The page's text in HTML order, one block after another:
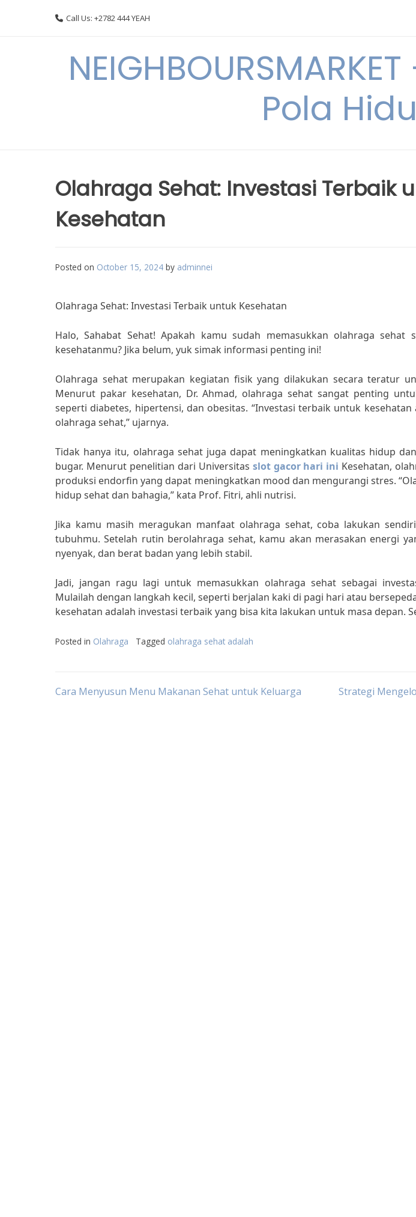
Call Us: +2782 444 YEAH
Pola
Olahraga Sehat: Investasi Terbaik
Kesehatan
Posted on October 15, 2024 by adminnei
Olahraga Sehat: Investasi Terbaik untuk Kesehatan
Halo, Sahabat Sehat! Apakah kamu sudah memasukkan olahraga sehat
kesehatanmu? Jika belum, yuk simak informasi penting ini!
Olahraga sehat merupakan kegiatan fisik yang dilakukan secara teratur
Menurut pakar kesehatan, Dr. Ahmad, olahraga sehat sangat penting
seperti diabetes, hipertensi, dan obesitas. “Investasi terbaik untuk
olahraga sehat,” ujarnya.
Tidak hanya itu, olahraga sehat juga dapat meningkatkan kualitas hidup
bugar. Menurut penelitian dari Universitas slot gacor hari ini Kesehatan,
produksi endorfin yang dapat meningkatkan mood dan mengurangi stres.
hidup sehat dan bahagia,” kata Prof. Fitri, ahli nutrisi.
Jika kamu masih meragukan manfaat olahraga sehat, coba lakukan
tubuhmu. Setelah rutin berolahraga sehat, kamu akan merasakan energi
nyenyak, dan berat badan yang lebih stabil.
Jadi, jangan ragu lagi untuk memasukkan olahraga sehat sebagai
Mulailah dengan langkah kecil, seperti berjalan kaki di pagi hari atau
kesehatan adalah investasi terbaik yang bisa kita lakukan untuk masa depan.
Posted in Olahraga Tagged olahraga sehat adalah
Post
Cara Menyusun Menu Makanan Sehat untuk Keluarga Strategi